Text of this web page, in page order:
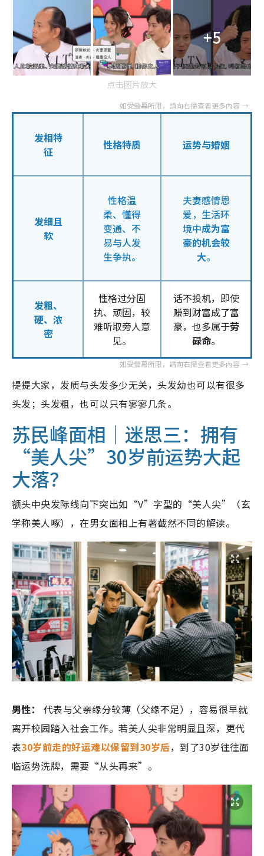
+5
点击图片放大
发相特
征
性格特质 运势与婚姻
发细且
软
性格温
柔、懂得
变通、不
易与人发
生争执。
夫妻感情恩
爱，生活环
境中成为富
豪的机会较
大。
发粗、
硬、浓
密
性格过分固
执、顽固，较
难听取旁人意
见。
话不投机，即使
赚到财富成了富
豪，也多属于劳
碌命。
提提大家，发质与头发多少无关，头发幼也可以有很多
头发；头发粗，也可以只有寥寥几条。
苏民峰面相｜迷思三：拥有
“美人尖”30岁前运势大起
大落？
额头中央发际线向下突出如“V”字型的“美人尖”（玄
学称美人啄），在男女面相上有著截然不同的解读。
男性：
代表与父亲缘分较薄（父缘不足），容易很早就
离开校园踏入社会工作。若美人尖非常明显且深，更代
表30岁前走的好运难以保留到30岁后，到了30岁往往面
临运势洗牌，需要“从头再来”。